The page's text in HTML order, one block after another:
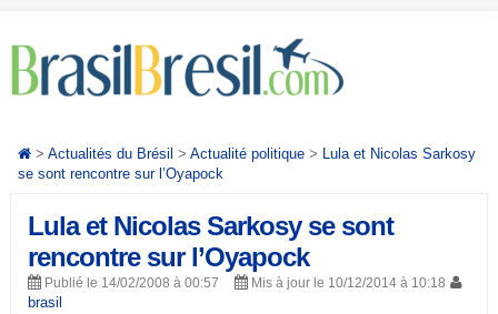
> Actualités du Brésil > Actualité politique> Lula et Nicolas Sarkosy
se sont rencontre sur l’Oyapock
Lula et Nicolas Sarkosy se sont
rencontre sur l’Oyapock
Publié le 14/02/2008 à 00:57 Mis à jour le 10/12/2014 à 10:18
brasil